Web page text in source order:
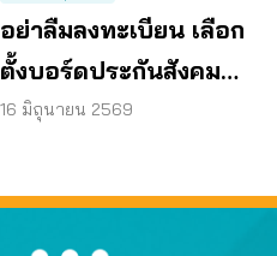
อย่าลืมลงทะเบียน เลือก
ตั้งบอร์ดประกันสังคม
ก่อน 15 ก.ค. แล้วเตรียม
16 มิถุนายน 2569